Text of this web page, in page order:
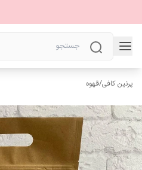
پرنین کافی/قهوه